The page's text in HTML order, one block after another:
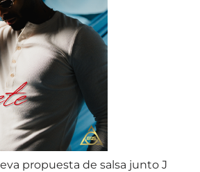
propuesta de salsa junto J